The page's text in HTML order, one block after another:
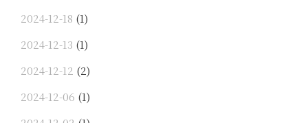
2024-12-18 (1)
2024-12-13 (1)
2024-12-12 (2)
2024-12-06 (1)